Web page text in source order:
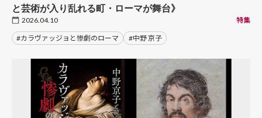
と芸術が入り乱れる町・ローマが舞台》
2026.04.10 特集
#カラヴァッジョと惨劇のローマ #中野 京子